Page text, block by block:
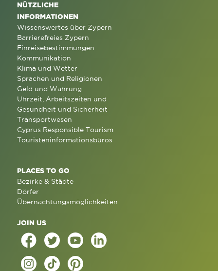
NÜTZLICHE
INFORMATIONEN
Wissenswertes über Zypern
Barrierefreies Zypern
Einreisebestimmungen
Kommunikation
Klima und Wetter
Sprachen und Religionen
Geld und Währung
Uhrzeit, Arbeitszeiten und
Gesundheit und Sicherheit
Transportwesen
Cyprus Responsible Tourism
Touristeninformationsbüros
PLACES TO GO
Bezirke & Städte
Dörfer
Übernachtungsmöglichkeiten
JOIN US